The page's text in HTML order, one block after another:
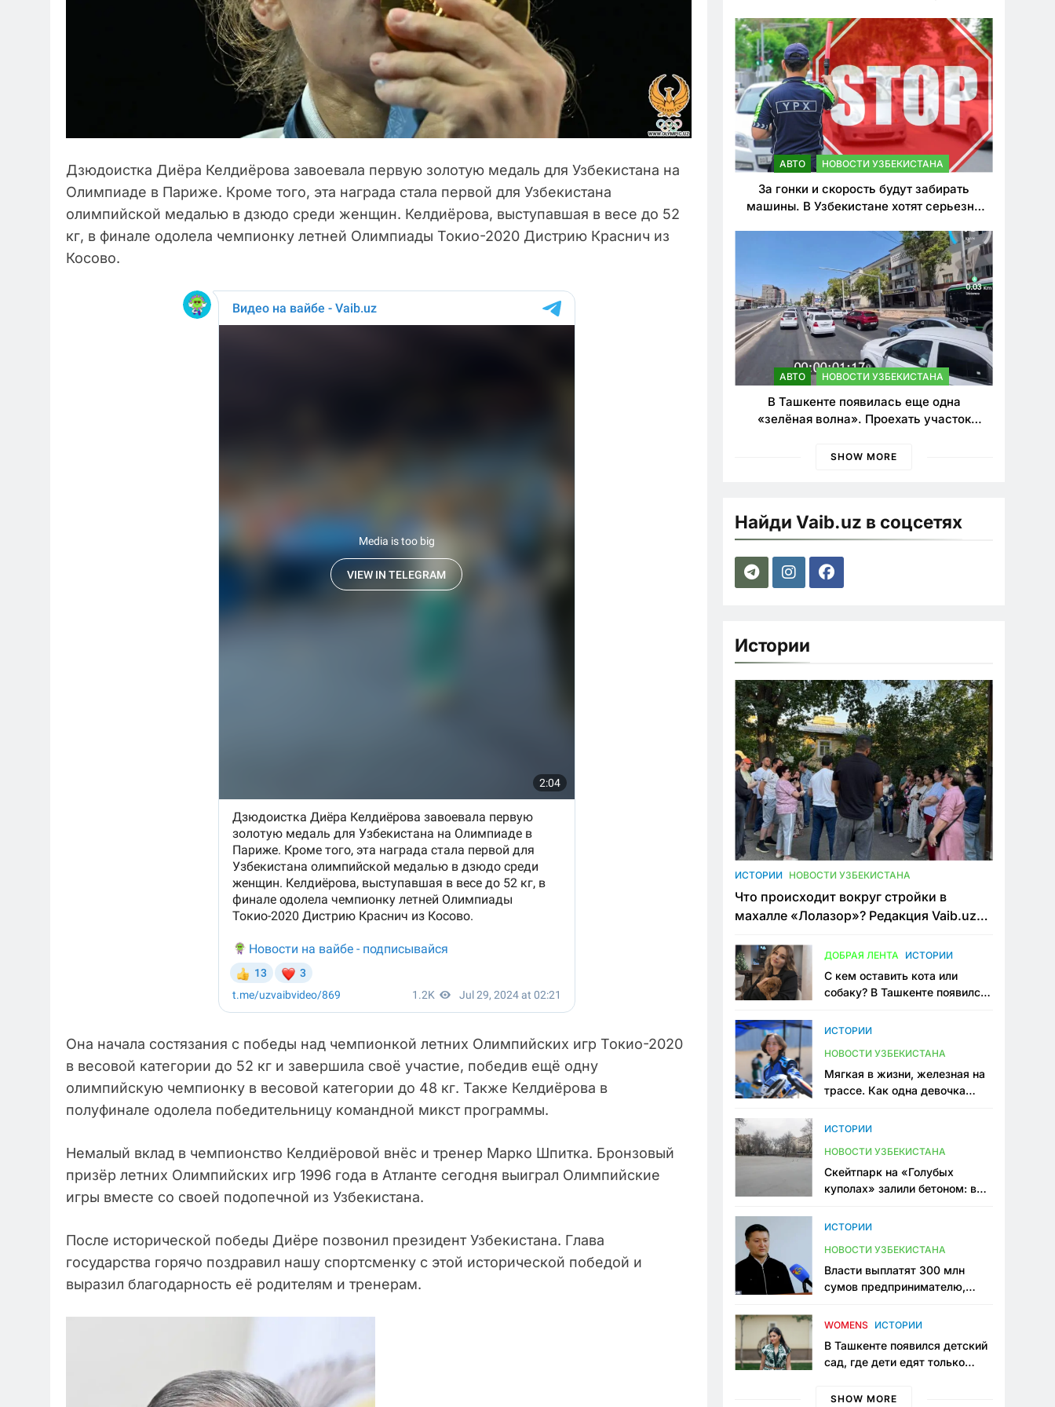
Дзюдоистка Диёра Келдиёрова завоевала первую золотую медаль для Узбекистана на
Олимпиаде в Париже. Кроме того, эта награда стала первой для Узбекистана
олимпийской медалью в дзюдо среди женщин. Келдиёрова, выступавшая в весе до 52
кг, в финале одолела чемпионку летней Олимпиады Токио-2020 Дистрию Краснич из
Косово.
Она начала состязания с победы над чемпионкой летних Олимпийских игр Токио-2020
в весовой категории до 52 кг и завершила своё участие, победив ещё одну
олимпийскую чемпионку в весовой категории до 48 кг. Также Келдиёрова в
полуфинале одолела победительницу командной микст программы.
Немалый вклад в чемпионство Келдиёровой внёс и тренер Марко Шпитка. Бронзовый
призёр летних Олимпийских игр 1996 года в Атланте сегодня выиграл Олимпийские
игры вместе со своей подопечной из Узбекистана.
После исторической победы Диёре позвонил президент Узбекистана. Глава
государства горячо поздравил нашу спортсменку с этой исторической победой и
выразил благодарность её родителям и тренерам.
АВТО НОВОСТИ УЗБЕКИСТАНА
За гонки и скорость будут забирать
машины. В Узбекистане хотят серьезно
АВТО НОВОСТИ УЗБЕКИСТАНА
В Ташкенте появилась еще одна
«зелёная волна». Проехать участок
SHOW MORE
Найди Vaib.uz в соцсетях
Истории
ИСТОРИИ НОВОСТИ УЗБЕКИСТАНА
Что происходит вокруг стройки в
махалле «Лолазор»? Редакция Vaib.uz
конфликта
ДОБРАЯ ЛЕНТА ИСТОРИИ
С кем оставить кота или
собаку? В Ташкенте появился
ИСТОРИИ
НОВОСТИ УЗБЕКИСТАНА
Мягкая в жизни, железная на
трассе. Как одна девочка
Узбекистане
ИСТОРИИ
НОВОСТИ УЗБЕКИСТАНА
Скейтпарк на «Голубых
куполах» залили бетоном: в
одно общественное
ИСТОРИИ
НОВОСТИ УЗБЕКИСТАНА
Власти выплатят 300 млн
сумов предпринимателю,
тюрьме по незаконному
WOMENS ИСТОРИИ
В Ташкенте появился детский
сад, где дети едят только
мама, которая устала просить
SHOW MORE